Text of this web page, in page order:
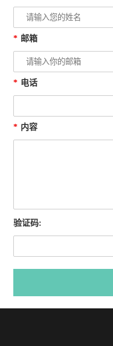
* 邮箱
* 电话
* 内容
验证码: